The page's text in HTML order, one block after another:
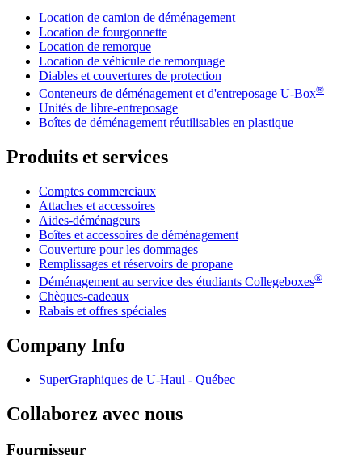
Location de camion de déménagement
Location de fourgonnette
Location de remorque
Location de véhicule de remorquage
Diables et couvertures de protection
Conteneurs de déménagement et d'entreposage U-Box®
Unités de libre-entreposage
Boîtes de déménagement réutilisables en plastique
Produits et services
Comptes commerciaux
Attaches et accessoires
Aides-déménageurs
Boîtes et accessoires de déménagement
Couverture pour les dommages
Remplissages et réservoirs de propane
Déménagement au service des étudiants Collegeboxes®
Chèques-cadeaux
Rabais et offres spéciales
Company Info
SuperGraphiques de U-Haul - Québec
Collaborez avec nous
Fournisseur